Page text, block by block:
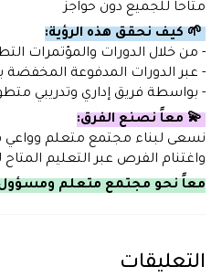
متاحاً للجميع دون حواجز
🌱 كيف نحقق هذه الرؤية:
- من خلال الدورات والمؤتمرات
- عبر الدورات المدفوعة المخفضة
- بواسطة فريق إداري وتدريبي
💫 معاً نصنع الفرق:
نسعى لبناء مجتمع متعلم وواعي
واغتنام الفرص عبر التعليم
معاً نحو مجتمع متعلم
التعليقات